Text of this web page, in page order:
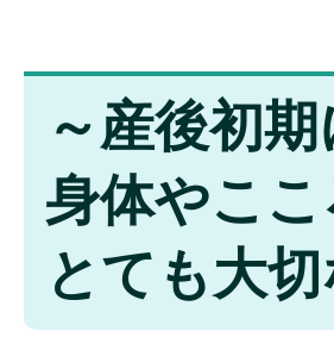
～産後初
身体やこ
とても大